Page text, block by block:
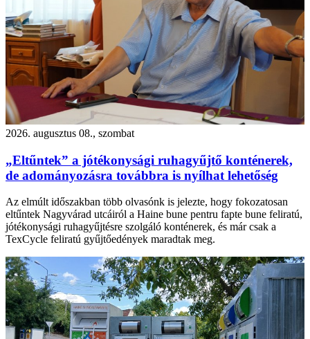
2026. augusztus 08., szombat
„Eltűntek” a jótékonysági ruhagyűjtő konténerek,
de adományozásra továbbra is nyílhat lehetőség
Az elmúlt időszakban több olvasónk is jelezte, hogy fokozatosan
eltűntek Nagyvárad utcáiról a Haine bune pentru fapte bune feliratú,
jótékonysági ruhagyűjtésre szolgáló konténerek, és már csak a
TexCycle feliratú gyűjtőedények maradtak meg.